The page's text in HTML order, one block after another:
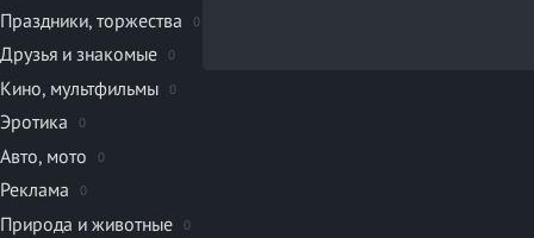
Праздники, торжества 0
Друзья и знакомые 0
Кино, мультфильмы 0
Эротика 0
Авто, мото 0
Реклама 0
Природа и животные 0